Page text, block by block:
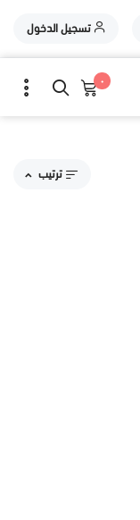
تسجيل الدخول
٠
ترتيب